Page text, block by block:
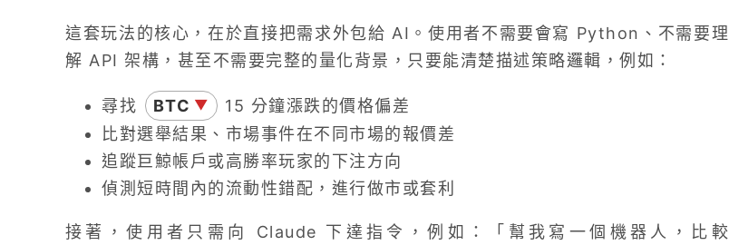
這套玩法的核心，在於直接把需求外包給 AI。使用者不需要會寫 Python、不需要理
解 API 架構，甚至不需要完整的量化背景，只要能清楚描述策略邏輯，例如：
尋找 BTC ▼
15 分鐘漲跌的價格偏差
比對選舉結果、市場事件在不同市場的報價差
追蹤巨鯨帳戶或高勝率玩家的下注方向
偵測短時間內的流動性錯配，進行做市或套利
接著，使用者只需向 Claude 下達指令，例如：「幫我寫一個機器人，比較